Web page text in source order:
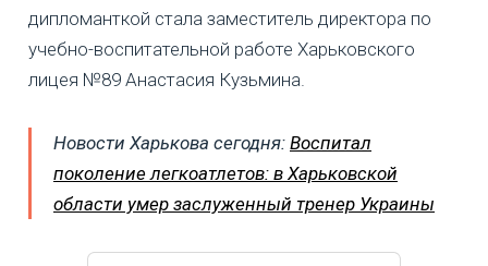
дипломанткой стала заместитель директора по
учебно-воспитательной работе Харьковского
лицея №89 Анастасия Кузьмина.
Новости Харькова сегодня: Воспитал
поколение легкоатлетов: в Харьковской
области умер заслуженный тренер Украины